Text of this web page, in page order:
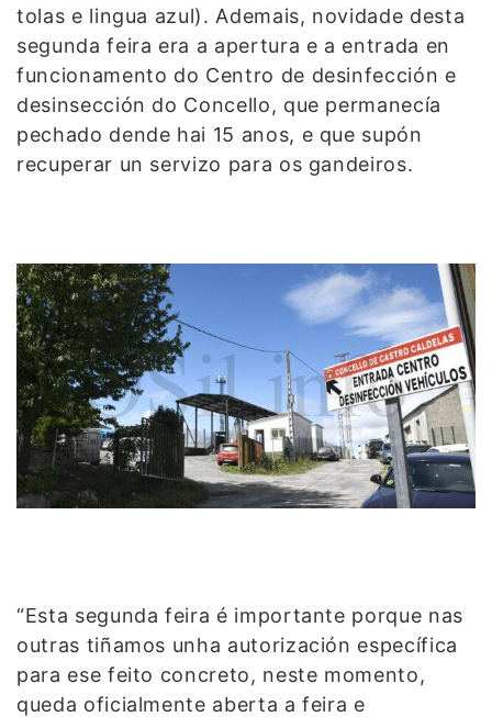
tolas e lingua azul). Ademais, novidade desta
segunda feira era a apertura e a entrada en
funcionamento do Centro de desinfección e
desinsección do Concello, que permanecía
pechado dende hai 15 anos, e que supón
recuperar un servizo para os gandeiros.
“Esta segunda feira é importante porque nas
outras tiñamos unha autorización específica
para ese feito concreto, neste momento,
queda oficialmente aberta a feira e